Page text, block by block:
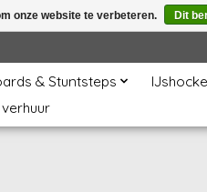
& Stuntsteps
onze website te verbeteren. Dit